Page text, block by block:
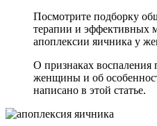
Посмотрите подборку
терапии и эффективных
апоплексии яичника у
О признаках
женщины и об
написано в этой статье.